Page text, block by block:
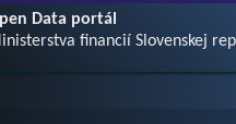
Data portál
financií Slovenskej